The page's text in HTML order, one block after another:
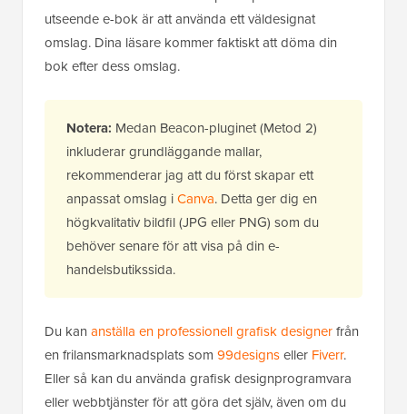
utseende e-bok är att använda ett väldesignat
omslag. Dina läsare kommer faktiskt att döma din
bok efter dess omslag.
Notera: Medan Beacon-pluginet (Metod 2)
inkluderar grundläggande mallar,
rekommenderar jag att du först skapar ett
anpassat omslag iCanva. Detta ger dig en
högkvalitativ bildfil (JPG eller PNG) som du
behöver senare för att visa på din e-
handelsbutikssida.
Du kan anställa en professionell grafisk designerfrån
en frilansmarknadsplats som 99designseller Fiverr.
Eller så kan du använda grafisk designprogramvara
eller webbtjänster för att göra det själv, även om du